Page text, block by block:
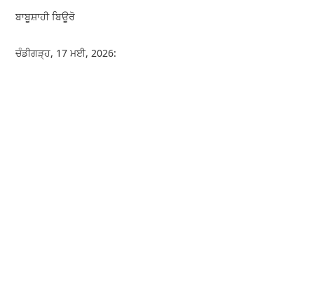
ਬਾਬੂਸ਼ਾਹੀ ਬਿਊਰੋ
ਚੰਡੀਗੜ੍ਹ, 17 ਮਈ, 2026: